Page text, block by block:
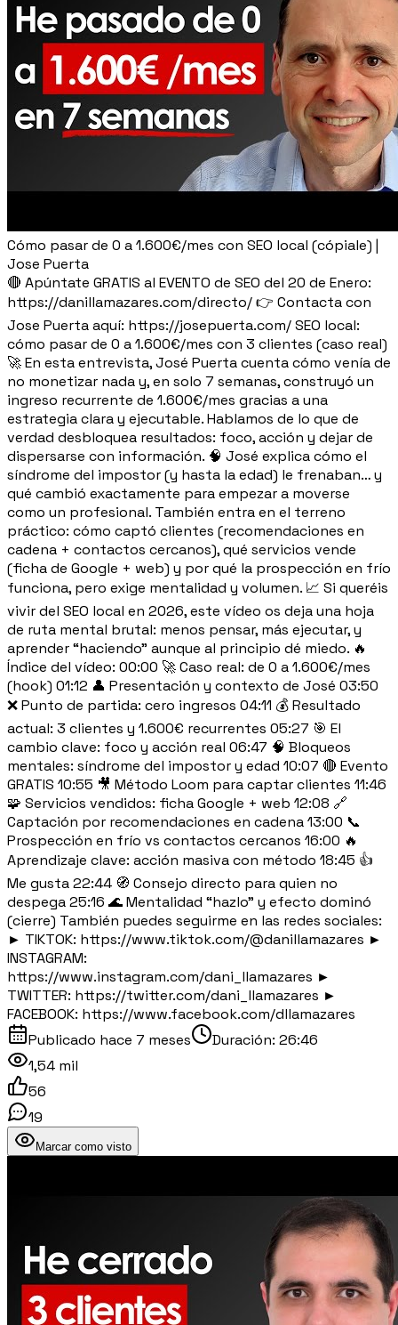
Cómo pasar de 0 a 1.600€/mes con SEO local (cópiale) |
Jose Puerta
🔴 Apúntate GRATIS al EVENTO de SEO del 20 de Enero:
https://danillamazares.com/directo/ 👉 Contacta con
Jose Puerta aquí: https://josepuerta.com/ SEO local:
cómo pasar de 0 a 1.600€/mes con 3 clientes (caso real)
🚀 En esta entrevista, José Puerta cuenta cómo venía de
no monetizar nada y, en solo 7 semanas, construyó un
ingreso recurrente de 1.600€/mes gracias a una
estrategia clara y ejecutable. Hablamos de lo que de
verdad desbloquea resultados: foco, acción y dejar de
dispersarse con información. 🧠 José explica cómo el
síndrome del impostor (y hasta la edad) le frenaban… y
qué cambió exactamente para empezar a moverse
como un profesional. También entra en el terreno
práctico: cómo captó clientes (recomendaciones en
cadena + contactos cercanos), qué servicios vende
(ficha de Google + web) y por qué la prospección en frío
funciona, pero exige mentalidad y volumen. 📈 Si queréis
vivir del SEO local en 2026, este vídeo os deja una hoja
de ruta mental brutal: menos pensar, más ejecutar, y
aprender “haciendo” aunque al principio dé miedo. 🔥
Índice del vídeo: 00:00 🚀 Caso real: de 0 a 1.600€/mes
(hook) 01:12 👤 Presentación y contexto de José 03:50
❌ Punto de partida: cero ingresos 04:11 💰 Resultado
actual: 3 clientes y 1.600€ recurrentes 05:27 🎯 El
cambio clave: foco y acción real 06:47 🧠 Bloqueos
mentales: síndrome del impostor y edad 10:07 🔴 Evento
GRATIS 10:55 🎥 Método Loom para captar clientes 11:46
🧩 Servicios vendidos: ficha Google + web 12:08 🔗
Captación por recomendaciones en cadena 13:00 📞
Prospección en frío vs contactos cercanos 16:00 🔥
Aprendizaje clave: acción masiva con método 18:45 👍​
Me gusta 22:44 🧭 Consejo directo para quien no
despega 25:16 🌊 Mentalidad “hazlo” y efecto dominó
(cierre) También puedes seguirme en las redes sociales:
► TIKTOK: https://www.tiktok.com/@danillamazares ►
INSTAGRAM:
https://www.instagram.com/dani_llamazares ►
TWITTER: https://twitter.com/dani_llamazares ►
FACEBOOK: https://www.facebook.com/dllamazares
Publicado hace 7 meses Duración: 26:46
1,54 mil
56
19
Marcar como visto